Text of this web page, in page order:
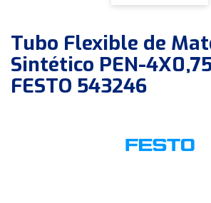
Tubo Flexible de
Sintético PEN-
FESTO 543246